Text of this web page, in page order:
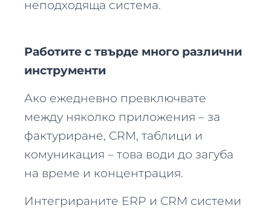
неподходяща система.
Работите с твърде много различни
инструменти
Ако ежедневно превключвате
между няколко приложения – за
фактуриране, CRM, таблици и
комуникация – това води до загуба
на време и концентрация.
Интегрираните ERP и CRM системи